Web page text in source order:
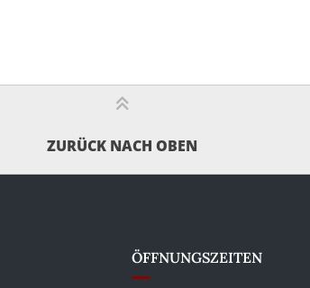
ZURÜCK NACH OBEN
ÖFFNUNGSZEITEN